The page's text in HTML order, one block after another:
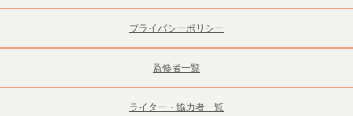
プライバシーポリシー
監修者一覧
ライター・協力者一覧